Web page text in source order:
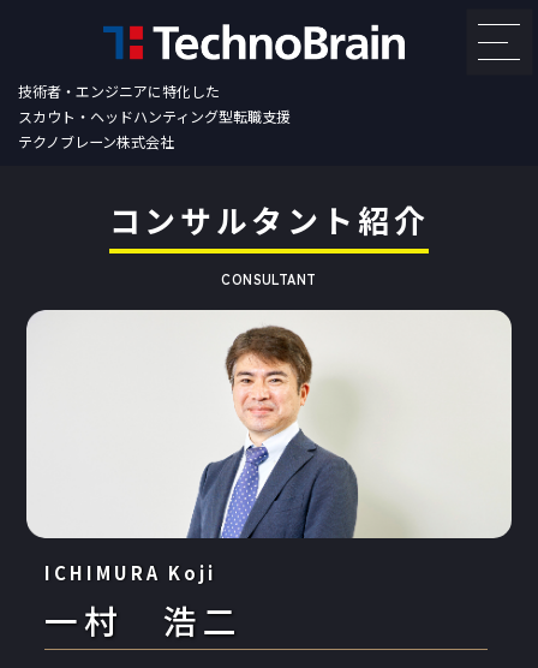
技術者・エンジニアに特化した
スカウト・ヘッドハンティング型転職支援
テクノブレーン株式会社
コンサルタント紹介
CONSULTANT
ICHIMURA Koji
一村 浩二